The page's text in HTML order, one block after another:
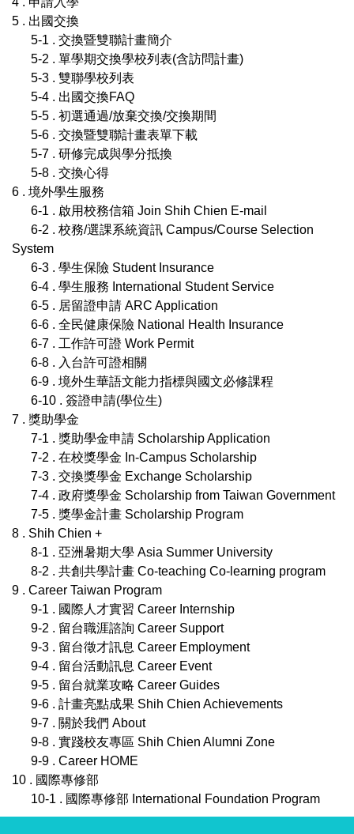
5 . 出國交換
5-1 . 交換暨雙聯計畫簡介
5-2 . 單學期交換學校列表(含訪問計畫)
5-3 . 雙聯學校列表
5-4 . 出國交換FAQ
5-5 . 初選通過/放棄交換/交換期間
5-6 . 交換暨雙聯計畫表單下載
5-7 . 研修完成與學分抵換
5-8 . 交換心得
6 . 境外學生服務
6-1 . 啟用校務信箱 Join Shih Chien E-mail
6-2 . 校務/選課系統資訊 Campus/Course Selection
System
6-3 . 學生保險 Student Insurance
6-4 . 學生服務 International Student Service
6-5 . 居留證申請 ARC Application
6-6 . 全民健康保險 National Health Insurance
6-7 . 工作許可證 Work Permit
6-8 . 入台許可證相關
6-9 . 境外生華語文能力指標與國文必修課程
6-10 . 簽證申請(學位生)
7 . 獎助學金
7-1 . 獎助學金申請 Scholarship Application
7-2 . 在校獎學金 In-Campus Scholarship
7-3 . 交換獎學金 Exchange Scholarship
7-4 . 政府獎學金 Scholarship from Taiwan Government
7-5 . 獎學金計畫 Scholarship Program
8 . Shih Chien +
8-1 . 亞洲暑期大學 Asia Summer University
8-2 . 共創共學計畫 Co-teaching Co-learning program
9 . Career Taiwan Program
9-1 . 國際人才實習 Career Internship
9-2 . 留台職涯諮詢 Career Support
9-3 . 留台徵才訊息 Career Employment
9-4 . 留台活動訊息 Career Event
9-5 . 留台就業攻略 Career Guides
9-6 . 計畫亮點成果 Shih Chien Achievements
9-7 . 關於我們 About
9-8 . 實踐校友專區 Shih Chien Alumni Zone
9-9 . Career HOME
10 . 國際專修部
10-1 . 國際專修部 International Foundation Program